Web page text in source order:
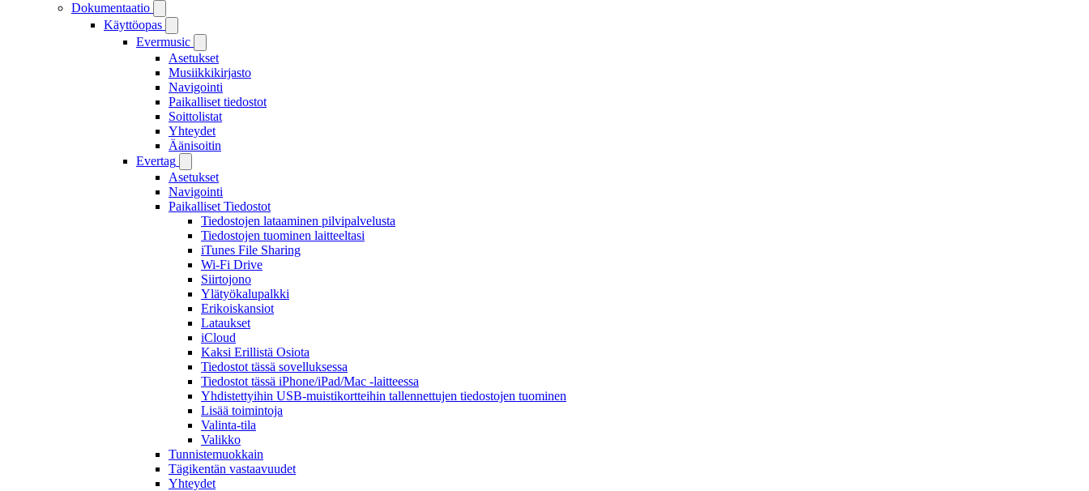
Dokumentaatio
Käyttöopas
Evermusic
Asetukset
Musiikkikirjasto
Navigointi
Paikalliset tiedostot
Soittolistat
Yhteydet
Äänisoitin
Evertag
Asetukset
Navigointi
Paikalliset Tiedostot
Tiedostojen lataaminen pilvipalvelusta
Tiedostojen tuominen laitteeltasi
iTunes File Sharing
Wi-Fi Drive
Siirtojono
Ylätyökalupalkki
Erikoiskansiot
Lataukset
iCloud
Kaksi Erillistä Osiota
Tiedostot tässä sovelluksessa
Tiedostot tässä iPhone/iPad/Mac -laitteessa
Yhdistettyihin USB-muistikortteihin tallennettujen tiedostojen tuominen
Lisää toimintoja
Valinta-tila
Valikko
Tunnistemuokkain
Tägikentän vastaavuudet
Yhteydet